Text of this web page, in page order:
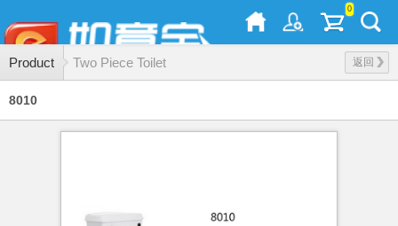
0
Product 返回
Two Piece Toilet
8010